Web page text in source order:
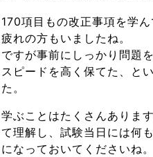
170項目もの改正事項を学
疲れの方もいましたね。
ですが事前にしっかり問題
スピードを高く保てた、と
た。
学ぶことはたくさんありま
て理解し、試験当日には何
になっておいてくださいね。